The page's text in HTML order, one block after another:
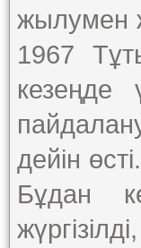
жылумен
1967
дейін өсті.
Бұдан